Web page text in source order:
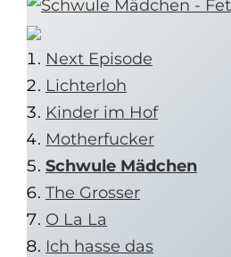
Next Episode
Lichterloh
Kinder im Hof
Motherfucker
Schwule Mädchen
The Grosser
O La La
Ich hasse das